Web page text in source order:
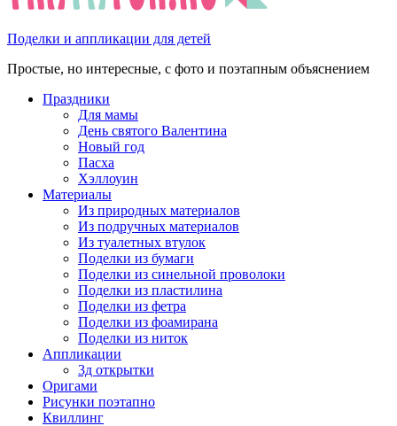
Поделки и аппликации для детей
Простые, но интересные, с фото и поэтапным объяснением
Праздники
Для мамы
День святого Валентина
Новый год
Пасха
Хэллоуин
Материалы
Из природных материалов
Из подручных материалов
Из туалетных втулок
Поделки из бумаги
Поделки из синельной проволоки
Поделки из пластилина
Поделки из фетра
Поделки из фоамирана
Поделки из ниток
Аппликации
3д открытки
Оригами
Рисунки поэтапно
Квиллинг